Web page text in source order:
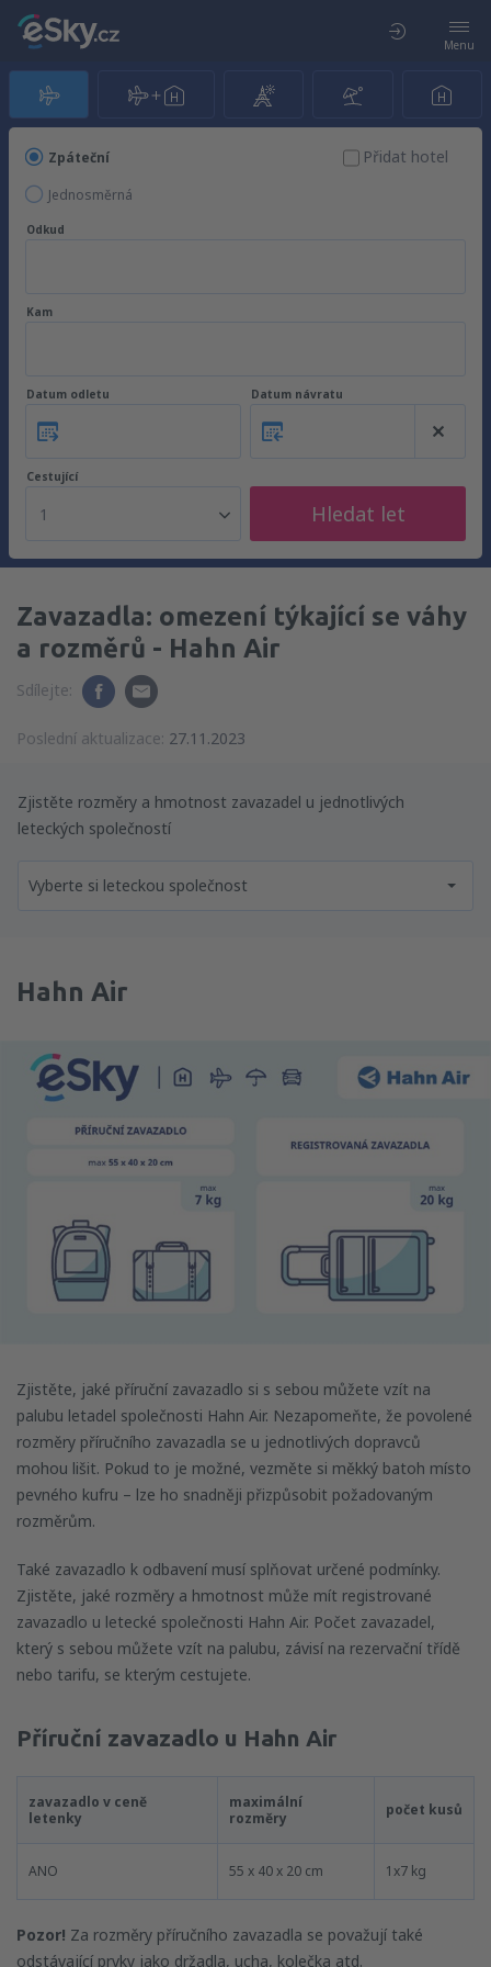
Menu
Zpáteční
Jednosměrná
Přidat hotel
Odkud
Kam
Datum odletu Datum návratu
Cestující
1 Hledat let
Zavazadla: omezení týkající se váhy
a rozměrů - Hahn Air
Sdílejte:
Poslední aktualizace: 27.11.2023
Zjistěte rozměry a hmotnost zavazadel u jednotlivých
leteckých společností
Vyberte si leteckou společnost
Hahn Air
Zjistěte, jaké příruční zavazadlo si s sebou můžete vzít na
palubu letadel společnosti Hahn Air. Nezapomeňte, že povolené
rozměry příručního zavazadla se u jednotlivých dopravců
mohou lišit. Pokud to je možné, vezměte si měkký batoh místo
pevného kufru – lze ho snadněji přizpůsobit požadovaným
rozměrům.
Také zavazadlo k odbavení musí splňovat určené podmínky.
Zjistěte, jaké rozměry a hmotnost může mít registrované
zavazadlo u letecké společnosti Hahn Air. Počet zavazadel,
který s sebou můžete vzít na palubu, závisí na rezervační třídě
nebo tarifu, se kterým cestujete.
Příruční zavazadlo u Hahn Air
zavazadlo v ceně
letenky
maximální
rozměry
počet kusů
ANO 55 x 40 x 20 cm 1x7 kg
Pozor! Za rozměry příručního zavazadla se považují také
odstávající prvky jako držadla, ucha, kolečka atd.